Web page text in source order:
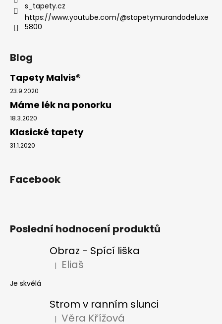
s_tapety.cz
https://www.youtube.com/@stapetymurandodeluxe
5800
Blog
Tapety Malvis®
23.9.2020
Máme lék na ponorku
18.3.2020
Klasické tapety
31.1.2020
Facebook
Poslední hodnocení produktů
Obraz - Spící liška
Hodnocení produktu je 5 z 5 hvězdiček.
| Eliaš
Je skvělá
Strom v ranním slunci
| Věra Křížová